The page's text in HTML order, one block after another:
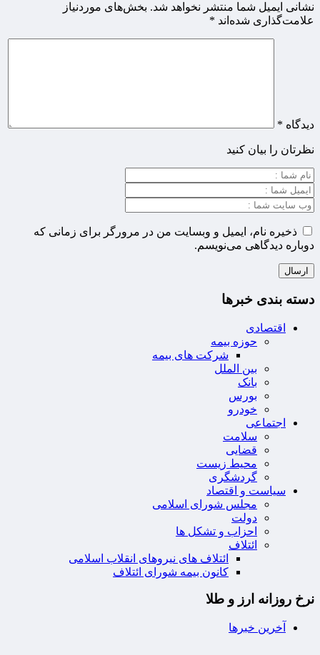
نشانی ایمیل شما منتشر نخواهد شد. بخش‌های موردنیاز
علامت‌گذاری شده‌اند *
دیدگاه *
نظرتان را بیان کنید
ذخیره نام، ایمیل و وبسایت من در مرورگر برای زمانی که
دوباره دیدگاهی می‌نویسم.
دسته بندی خبرها
اقتصادی
حوزه بیمه
شرکت های بیمه
بین الملل
بانک
بورس
خودرو
اجتماعی
سلامت
قضایی
محیط زیست
گردشگری
سیاست و اقتصاد
مجلس شورای اسلامی
دولت
احزاب و تشکل ها
ائتلاف
ائتلاف های نیروهای انقلاب اسلامی
کانون بیمه شورای ائتلاف
نرخ روزانه ارز و طلا
آخرین خبرها